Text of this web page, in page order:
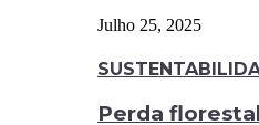
Julho 25, 2025
Perda